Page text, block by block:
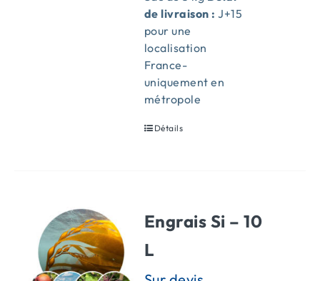
de livraison : J+15
pour une
localisation
France-
uniquement en
métropole
Détails
Engrais Si – 10
L